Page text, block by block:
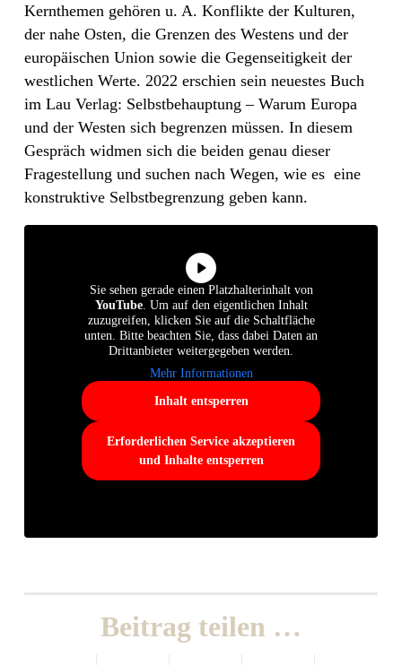
Kernthemen gehören u. A. Konflikte der Kulturen,
der nahe Osten, die Grenzen des Westens und der
europäischen Union sowie die Gegenseitigkeit der
westlichen Werte. 2022 erschien sein neuestes Buch
im Lau Verlag: Selbstbehauptung – Warum Europa
und der Westen sich begrenzen müssen. In diesem
Gespräch widmen sich die beiden genau dieser
Fragestellung und suchen nach Wegen, wie es eine
konstruktive Selbstbegrenzung geben kann.
Sie sehen gerade einen Platzhalterinhalt von
YouTube. Um auf den eigentlichen Inhalt
zuzugreifen, klicken Sie auf die Schaltfläche
unten. Bitte beachten Sie, dass dabei Daten an
Drittanbieter weitergegeben werden.
Mehr Informationen
Inhalt entsperren
Erforderlichen Service akzeptieren
und Inhalte entsperren
Beitrag teilen …